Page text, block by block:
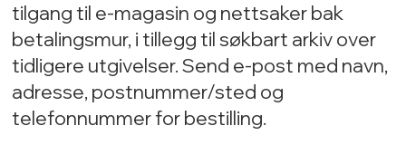
tilgang til e-magasin og nettsaker bak
betalingsmur, i tillegg til søkbart arkiv over
tidligere utgivelser. Send e-post med navn,
adresse, postnummer/sted og
telefonnummer for bestilling.